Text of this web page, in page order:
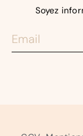
Soyez